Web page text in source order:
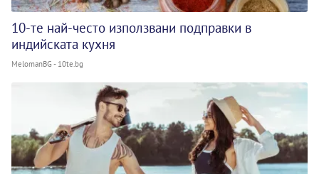
10-те най-често използвани подправки в
индийската кухня
MelomanBG - 10te.bg